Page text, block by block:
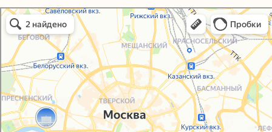
Упаковали Онлайн в Москве
Москва
Согласие на обработку персональных данных
© 2021-2025, ООО "УПАКОВАЛИ ОНЛАЙН"
Сайт разработала
bogachevas